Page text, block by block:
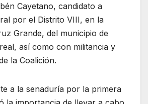
Cayetano, candidato a
por el Distrito VIII, en la
Grande, del municipio de
así como con militancia y
la Coalición.
a la senaduría por la primera